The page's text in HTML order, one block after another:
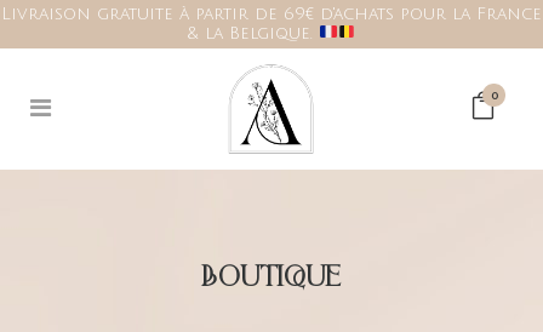
Livraison gratuite à partir de 69€ d'achats pour la France
& la Belgique.
0
BOUTIQUE